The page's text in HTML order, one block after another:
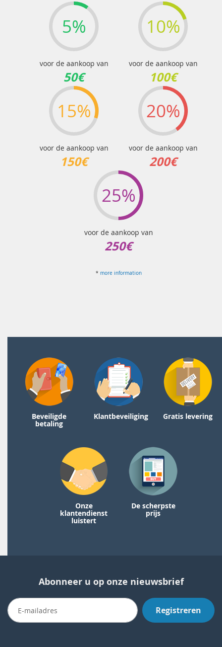
5%
voor de aankoop van
50€
10%
voor de aankoop van
100€
15%
voor de aankoop van
150€
20%
voor de aankoop van
200€
25%
voor de aankoop van
250€
* more information
Beveiligde
betaling
Klantbeveiliging Gratis levering
Onze
klantendienst
luistert
De scherpste
prijs
Abonneer u op onze nieuwsbrief
Registreren